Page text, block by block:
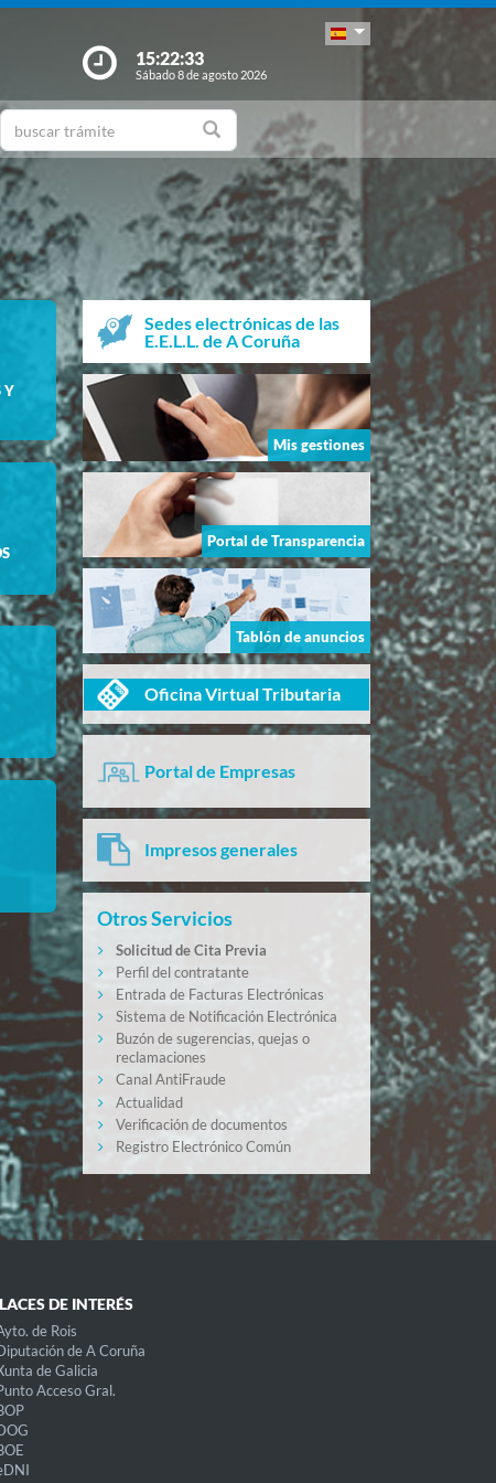
15:22:35
Sábado 8 de agosto 2026
Y
Sedes electrónicas de las
E.E.L.L. de A Coruña
Mis gestiones
Portal de Transparencia
Tablón de anuncios
Oficina Virtual Tributaria
Portal de Empresas
Impresos generales
Otros Servicios
Solicitud de Cita Previa
Perfil del contratante
Entrada de Facturas Electrónicas
Sistema de Notificación Electrónica
Buzón de sugerencias, quejas o
reclamaciones
Canal AntiFraude
Actualidad
Verificación de documentos
Registro Electrónico Común
DE INTERÉS
de Rois
de A Coruña
de Galicia
Acceso Gral.